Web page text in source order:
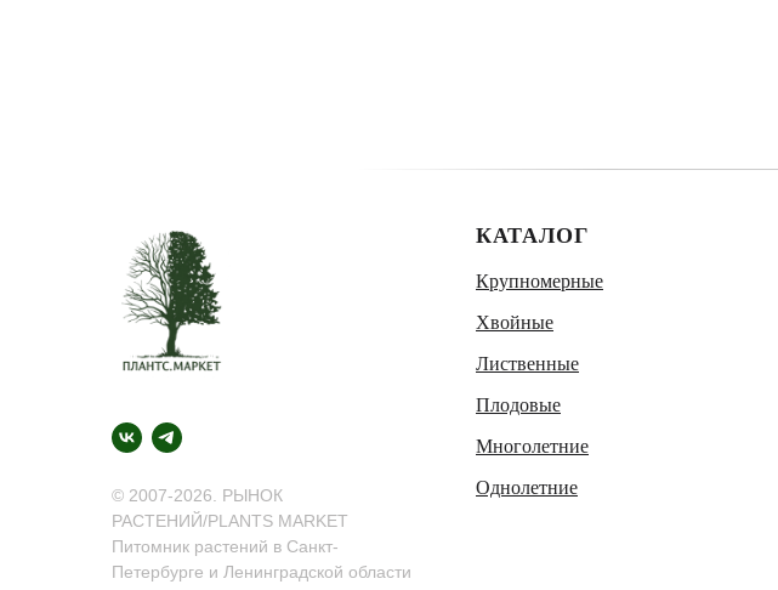
© 2007-2026. РЫНОК
РАСТЕНИЙ/PLANTS MARKET
Питомник растений в Санкт-
Петербурге и Ленинградской области
КАТАЛОГ
Крупномерные
Хвойные
Лиственные
Плодовые
Многолетние
Однолетние